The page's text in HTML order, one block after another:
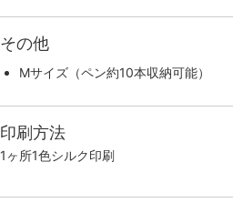
その他
Mサイズ（ペン約10本収納可能）
印刷方法
1ヶ所1色シルク印刷